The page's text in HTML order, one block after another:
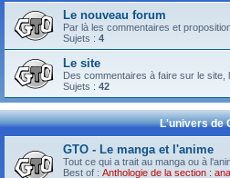
Le nouveau forum
Par là les commentaires et
Sujets : 4
Le site
Des commentaires à faire sur le
Sujets : 42
L'univers de
GTO - Le manga et l'anime
Tout ce qui a trait au manga ou à
Best of : Anthologie de la section :